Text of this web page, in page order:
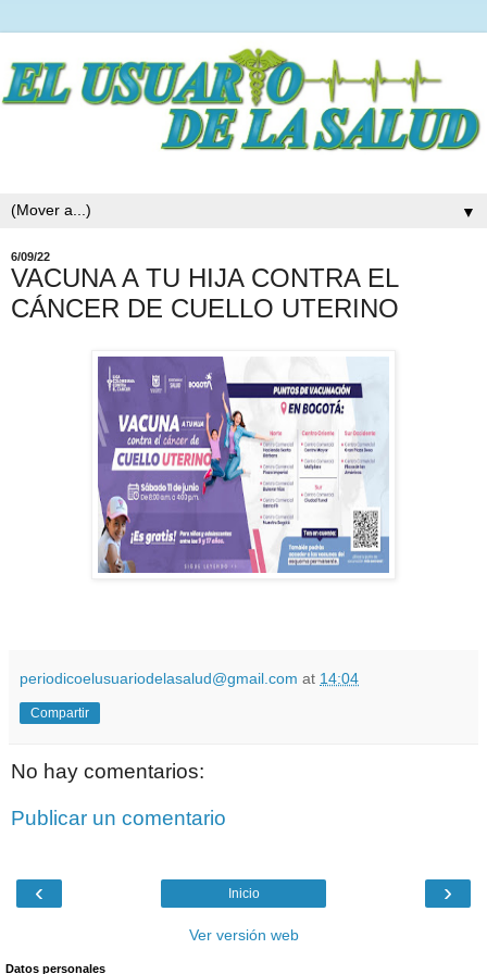
▼
6/09/22
VACUNA A TU HIJA CONTRA EL
CÁNCER DE CUELLO UTERINO
periodicoelusuariodelasalud@gmail.com at 14:04
Compartir
No hay comentarios:
Publicar un comentario
‹ ›
Inicio
Ver versión web
Datos personales